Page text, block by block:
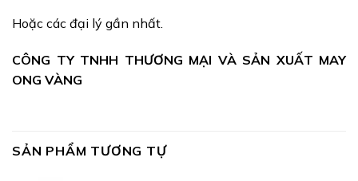
Hoặc các đại lý gần nhất.
CÔNG TY TNHH THƯƠNG MẠI VÀ SẢN XUẤT MAY
ONG VÀNG
SẢN PHẨM TƯƠNG TỰ